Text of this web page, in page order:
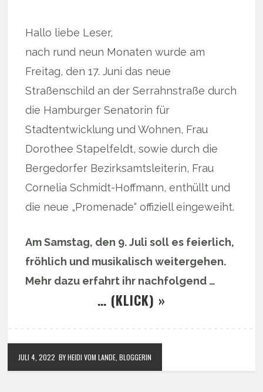
Hallo liebe Leser,
nach rund neun Monaten wurde am
Freitag, den 17. Juni das neue
Straßenschild an der Serrahnstraße durch
die Hamburger Senatorin für
Stadtentwicklung und Wohnen, Frau
Dorothee Stapelfeldt, sowie durch die
Bergedorfer Bezirksamtsleiterin, Frau
Cornelia Schmidt-Hoffmann, enthüllt und
die neue „Promenade“ offiziell eingeweiht.
Am Samstag, den 9. Juli soll es feierlich,
fröhlich und musikalisch weitergehen.
Mehr dazu erfahrt ihr nachfolgend …
… (KLICK) »
JULI 4, 2022 BY HEIDI VOM LANDE, BLOGGERIN